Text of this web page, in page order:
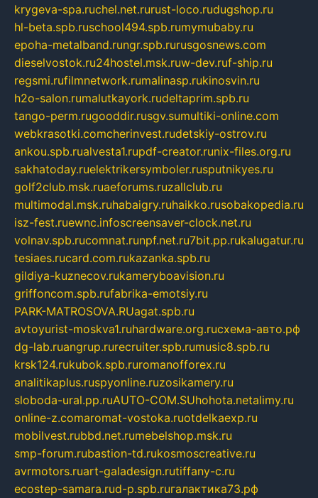
krygeva-spa.ruchel.net.rurust-loco.rudugshop.ru
hl-beta.spb.ruschool494.spb.rumymubaby.ru
epoha-metalband.rungr.spb.rurusgosnews.com
dieselvostok.ru24hostel.msk.ruw-dev.ruf-ship.ru
regsmi.rufilmnetwork.rumalinasp.rukinosvin.ru
h2o-salon.rumalutkayork.rudeltaprim.spb.ru
tango-perm.rugooddir.rusgv.sumultiki-online.com
webkrasotki.comcherinvest.rudetskiy-ostrov.ru
ankou.spb.rualvesta1.rupdf-creator.runix-files.org.ru
sakhatoday.ruelektrikersymboler.rusputnikyes.ru
golf2club.msk.ruaeforums.ruzallclub.ru
multimodal.msk.ruhabaigry.ruhaikko.rusobakopedia.ru
isz-fest.ruewnc.infoscreensaver-clock.net.ru
volnav.spb.rucomnat.runpf.net.ru7bit.pp.rukalugatur.ru
tesiaes.rucard.com.rukazanka.spb.ru
gildiya-kuznecov.rukameryboavision.ru
griffoncom.spb.rufabrika-emotsiy.ru
PARK-MATROSOVA.RUagat.spb.ru
avtoyurist-moskva1.ruhardware.org.ruсхема-авто.рф
dg-lab.ruangrup.rurecruiter.spb.rumusic8.spb.ru
krsk124.rukubok.spb.ruromanofforex.ru
analitikaplus.ruspyonline.ruzosikamery.ru
sloboda-ural.pp.ruAUTO-COM.SUhohota.netalimy.ru
online-z.comaromat-vostoka.ruotdelkaexp.ru
mobilvest.rubbd.net.rumebelshop.msk.ru
smp-forum.rubastion-td.rukosmoscreative.ru
avrmotors.ruart-galadesign.rutiffany-c.ru
ecostep-samara.rud-p.spb.ruгалактика73.рф